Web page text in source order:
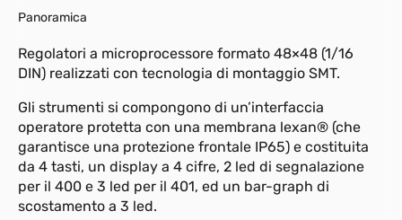
Panoramica
Regolatori a microprocessore formato 48×48 (1/16
DIN) realizzati con tecnologia di montaggio SMT.
Gli strumenti si compongono di un’interfaccia
operatore protetta con una membrana lexan® (che
garantisce una protezione frontale IP65) e costituita
da 4 tasti, un display a 4 cifre, 2 led di segnalazione
per il 400 e 3 led per il 401, ed un bar-graph di
scostamento a 3 led.